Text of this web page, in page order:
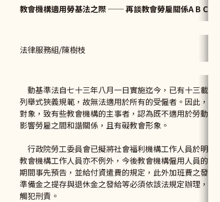
教會機構適用勞基法之際 ── 再談教會勞雇關係A B C
法律服務組/陳樹枝
動基準法自七十三年八月一日實施迄今，已有十三載
列舉式狹義規範，故無法適用於所有的受僱者。因此，
對象，致有些教會機構的主事者，認為既不適用於勞動
影響勞雇之間和諧關係，且有礙教會形象。
行政院勞工委員會已擬將社會福利機構工作人員於明
教會機構工作人員亦不例外，今後教會機構僱用人員的
期間事先預告，並給付資遣費的規定，此外加班費之發
準備金之提存與退休金之發給等必須依該法規定辦理，
觸犯刑責。